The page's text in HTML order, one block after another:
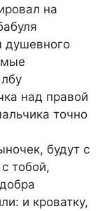
на
душевного
над правой
точно
будут с
тобой,
и кроватку,